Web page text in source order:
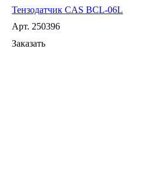
Тензодатчик CAS BCL-06L
Арт. 250396
Заказать